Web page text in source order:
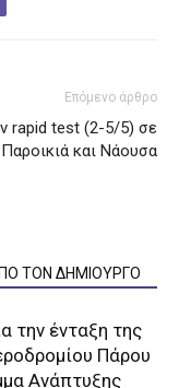
Επόμενο άρθρο
rapid test (2-5/5) σε
Παροικιά και Νάουσα
ΤΟΝ ΔΗΜΙΟΥΡΓΟ
την ένταξη της
Πάρου
Ανάπτυξης